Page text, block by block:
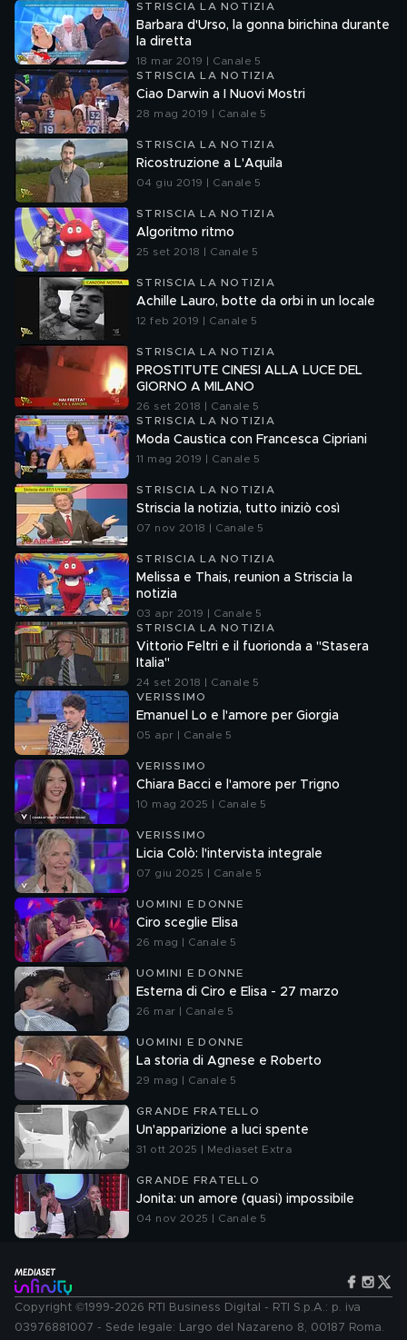
STRISCIA LA NOTIZIA
Barbara d'Urso, la gonna birichina durante
la diretta
18 mar 2019 | Canale 5
STRISCIA LA NOTIZIA
Ciao Darwin a I Nuovi Mostri
28 mag 2019 | Canale 5
STRISCIA LA NOTIZIA
Ricostruzione a L'Aquila
04 giu 2019 | Canale 5
STRISCIA LA NOTIZIA
Algoritmo ritmo
25 set 2018 | Canale 5
STRISCIA LA NOTIZIA
Achille Lauro, botte da orbi in un locale
12 feb 2019 | Canale 5
STRISCIA LA NOTIZIA
PROSTITUTE CINESI ALLA LUCE DEL
GIORNO A MILANO
26 set 2018 | Canale 5
STRISCIA LA NOTIZIA
Moda Caustica con Francesca Cipriani
11 mag 2019 | Canale 5
STRISCIA LA NOTIZIA
Striscia la notizia, tutto iniziò così
07 nov 2018 | Canale 5
STRISCIA LA NOTIZIA
Melissa e Thais, reunion a Striscia la
notizia
03 apr 2019 | Canale 5
STRISCIA LA NOTIZIA
Vittorio Feltri e il fuorionda a "Stasera
Italia"
24 set 2018 | Canale 5
VERISSIMO
Emanuel Lo e l'amore per Giorgia
05 apr | Canale 5
VERISSIMO
Chiara Bacci e l'amore per Trigno
10 mag 2025 | Canale 5
VERISSIMO
Licia Colò: l'intervista integrale
07 giu 2025 | Canale 5
UOMINI E DONNE
Ciro sceglie Elisa
26 mag | Canale 5
UOMINI E DONNE
Esterna di Ciro e Elisa - 27 marzo
26 mar | Canale 5
UOMINI E DONNE
La storia di Agnese e Roberto
29 mag | Canale 5
GRANDE FRATELLO
Un'apparizione a luci spente
31 ott 2025 | Mediaset Extra
GRANDE FRATELLO
Jonita: un amore (quasi) impossibile
04 nov 2025 | Canale 5
Copyright ©1999-2026 RTI Business Digital - RTI S.p.A.: p. iva
03976881007 - Sede legale: Largo del Nazareno 8, 00187 Roma.